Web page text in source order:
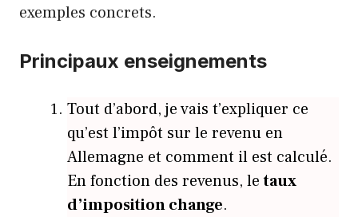
exemples concrets.
Principaux enseignements
Tout d’abord, je vais t’expliquer ce
qu’est l’impôt sur le revenu en
Allemagne et comment il est calculé.
En fonction des revenus, letaux
d’imposition change.